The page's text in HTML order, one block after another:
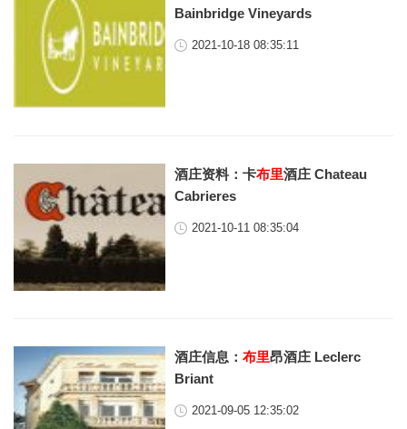
Bainbridge Vineyards
2021-10-18 08:35:11
酒庄资料：卡布里酒庄 Chateau
Cabrieres
2021-10-11 08:35:04
酒庄信息：布里昂酒庄 Leclerc
Briant
2021-09-05 12:35:02